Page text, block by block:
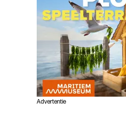
Advertentie